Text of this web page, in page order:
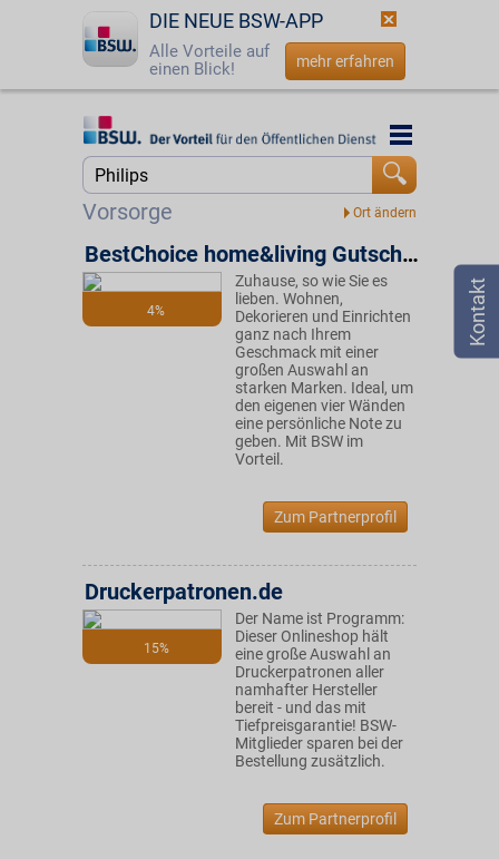
DIE NEUE BSW-APP
Alle Vorteile auf
einen Blick!
mehr erfahren
Startseite
Jetzt BSW-Mitglied werden
☎ 0800 - 279 25 82
Vorsorge
Startseite
Suche
4%
BestChoice home&living Gutschein
Zuhause, so wie Sie es
lieben. Wohnen,
Dekorieren und Einrichten
ganz nach Ihrem
Geschmack mit einer
großen Auswahl an
starken Marken. Ideal, um
den eigenen vier Wänden
eine persönliche Note zu
geben. Mit BSW im
Vorteil.
Zum Partnerprofil
15%
Druckerpatronen.de
Der Name ist Programm:
Dieser Onlineshop hält
eine große Auswahl an
Druckerpatronen aller
namhafter Hersteller
bereit - und das mit
Tiefpreisgarantie! BSW-
Mitglieder sparen bei der
Bestellung zusätzlich.
Zum Partnerprofil